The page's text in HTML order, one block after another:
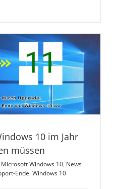
10 im Jahr
müssen
Microsoft Windows 10, News
Ende, Windows 10